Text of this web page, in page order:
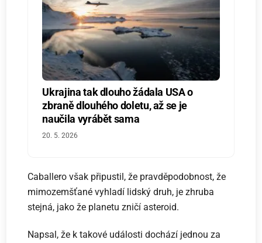
Ukrajina tak dlouho žádala USA o
zbraně dlouhého doletu, až se je
naučila vyrábět sama
20. 5. 2026
Caballero však připustil, že pravděpodobnost, že
mimozemšťané vyhladí lidský druh, je zhruba
stejná, jako že planetu zničí asteroid.
Napsal, že k takové události dochází jednou za